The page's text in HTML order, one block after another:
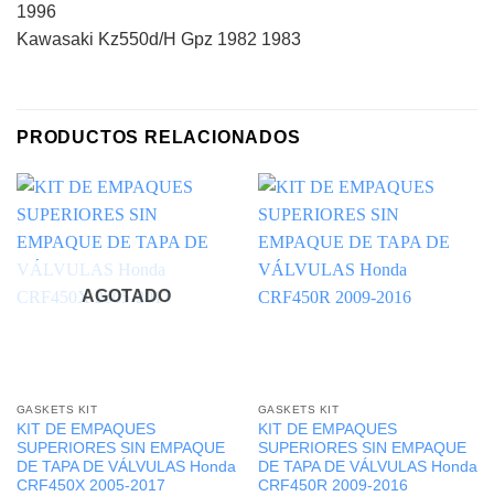
1996
Kawasaki Kz550d/H Gpz 1982 1983
PRODUCTOS RELACIONADOS
AGOTADO
GASKETS KIT
KIT DE EMPAQUES
SUPERIORES SIN EMPAQUE
DE TAPA DE VÁLVULAS Honda
CRF450X 2005-2017
GASKETS KIT
KIT DE EMPAQUES
SUPERIORES SIN EMPAQUE
DE TAPA DE VÁLVULAS Honda
CRF450R 2009-2016